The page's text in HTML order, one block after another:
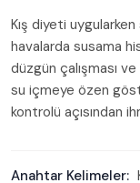
Kış diyeti
havalarda susama
düzgün çalışması
su içmeye özen
kontrolü açısından
Anahtar Kelimeler: